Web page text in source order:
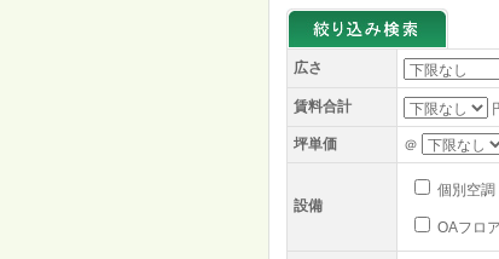
広さ
賃料合計
坪単価 ＠
設備
個別空調
OAフロ